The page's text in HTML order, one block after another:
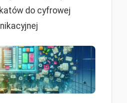
do cyfrowej